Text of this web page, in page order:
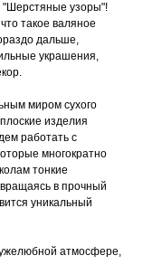
"Шерстяные узоры"!
такое валяное
дальше,
украшения,
миром сухого
изделия
работать с
многократно
тонкие
в прочный
уникальный
атмосфере,